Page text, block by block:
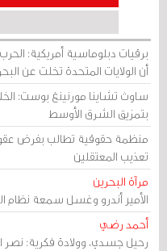
برقيات دبلوماسية أمريكية:
أن الولايات المتحدة تخلت عن
ساوث تشاينا مورنينغ بوست:
بتمزيق الشرق الأوسط
منظمة حقوقية تطالب بفرض
تعذيب المعتقلين
مرآة البحرين
الأمير أندرو وغسل سمعة نظام
أحمد رضي
رحيل جسدي، وولادة فكرية: نصر